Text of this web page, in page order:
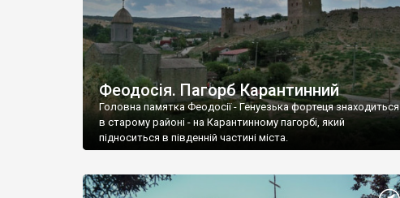
Феодосія. Пагорб Карантинний
Головна памятка Феодосії - Генуезька фортеця знаходиться
в старому районі - на Карантинному пагорбі, який
підноситься в південній частині міста.